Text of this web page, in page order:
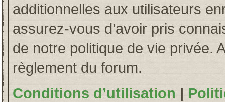
additionnelles aux utilisateurs
assurez-vous d’avoir pris
de notre politique de vie privée.
règlement du forum.
Conditions d’utilisation |